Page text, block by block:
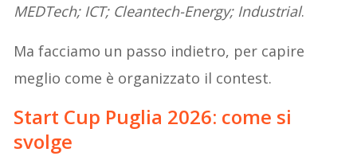
MEDTech; ICT; Cleantech-Energy; Industrial.
Ma facciamo un passo indietro, per capire
meglio come è organizzato il contest.
Start Cup Puglia 2026: come si
svolge